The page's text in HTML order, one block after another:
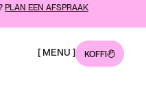
[ MENU ] KOFFIE?
PLAN EEN AFSPRAAK